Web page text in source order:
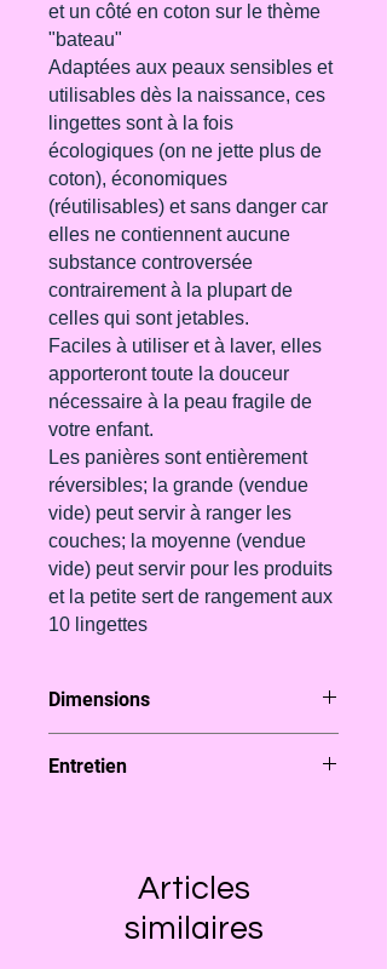
et un côté en coton sur le thème
"bateau"
Adaptées aux peaux sensibles et
utilisables dès la naissance, ces
lingettes sont à la fois
écologiques (on ne jette plus de
coton), économiques
(réutilisables) et sans danger car
elles ne contiennent aucune
substance controversée
contrairement à la plupart de
celles qui sont jetables.
Faciles à utiliser et à laver, elles
apporteront toute la douceur
nécessaire à la peau fragile de
votre enfant.
Les panières sont entièrement
réversibles; la grande (vendue
vide) peut servir à ranger les
couches; la moyenne (vendue
vide) peut servir pour les produits
et la petite sert de rangement aux
10 lingettes
Dimensions
15cm sur 15cm de hauteur
8cm de hauteur
Entretien
ou de Marseille, puis passez en
Articles
similaires